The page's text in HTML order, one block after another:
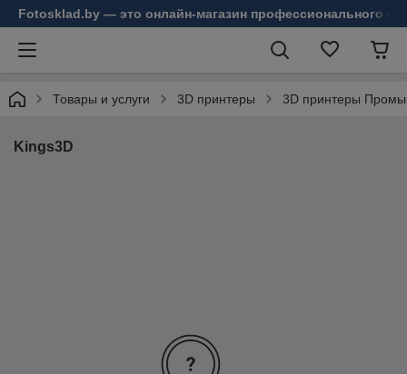
Fotosklad.by — это онлайн-магазин профессионального
Товары и услуги 3D принтеры 3D принтеры
Kings3D